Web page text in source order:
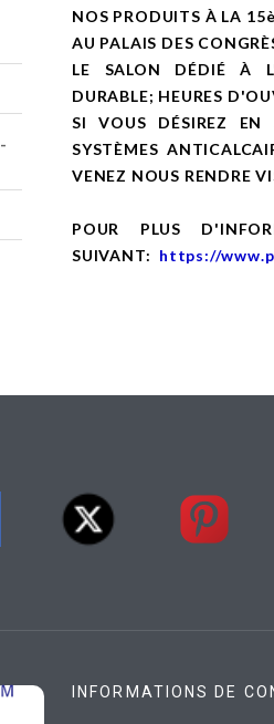
NOS PRODUITS À LA
AU PALAIS DES
LE SALON DÉDIÉ À
DURABLE; HEURES
SI VOUS DÉSIREZ EN
SYSTÈMES
VENEZ NOUS RENDRE
POUR PLUS
SUIVANT: https://
INFORMATIONS DE